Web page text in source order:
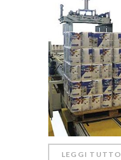
LEGGI TUTTO